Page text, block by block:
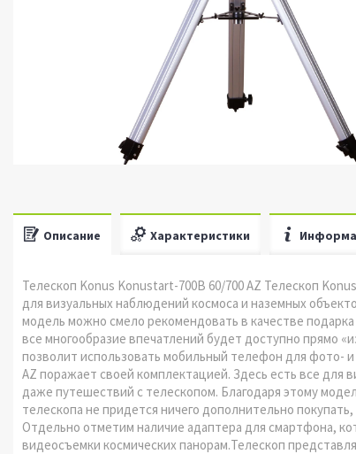
Описание Характеристики
Телескоп Konus Konustart-700B 60/700 AZ Телескоп
для визуальных наблюдений космоса и наземных
модель можно смело рекомендовать в качестве
все многообразие впечатлений будет доступно прямо
позволит использовать мобильный телефон для фото-
AZ поражает своей комплектацией. Здесь есть все
даже путешествий с телескопом. Благодаря этому
телескопа не придется ничего дополнительно
Отдельно отметим наличие адаптера для смартфона,
видеосъемки космических панорам.Телескоп